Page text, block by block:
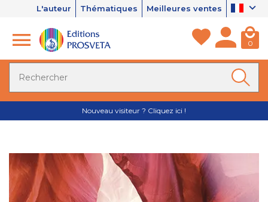
L'auteur Thématiques Meilleures ventes
0
Nouveau visiteur ? Cliquez ici !